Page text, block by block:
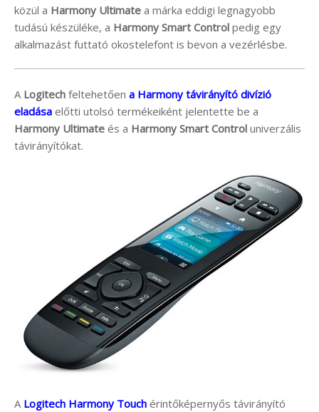
közül a Harmony Ultimate a márka eddigi legnagyobb
tudású készüléke, a Harmony Smart Control pedig egy
alkalmazást futtató okostelefont is bevon a vezérlésbe.
A Logitech feltehetően a Harmony távirányító divízió
eladása előtti utolsó termékeiként jelentette be a
Harmony Ultimate és a Harmony Smart Control univerzális
távirányítókat.
A Logitech Harmony Touch érintőképernyős távirányító